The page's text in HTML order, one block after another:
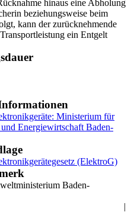
hinaus eine Abholung
beziehungsweise beim
kann der zurücknehmende
ein Entgelt
Ministerium für
Energiewirtschaft Baden-
(ElektroG)
Baden-
|